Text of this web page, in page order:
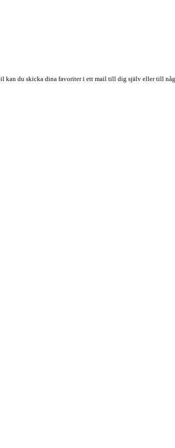
kan du skicka dina favoriter i ett mail till dig själv eller till